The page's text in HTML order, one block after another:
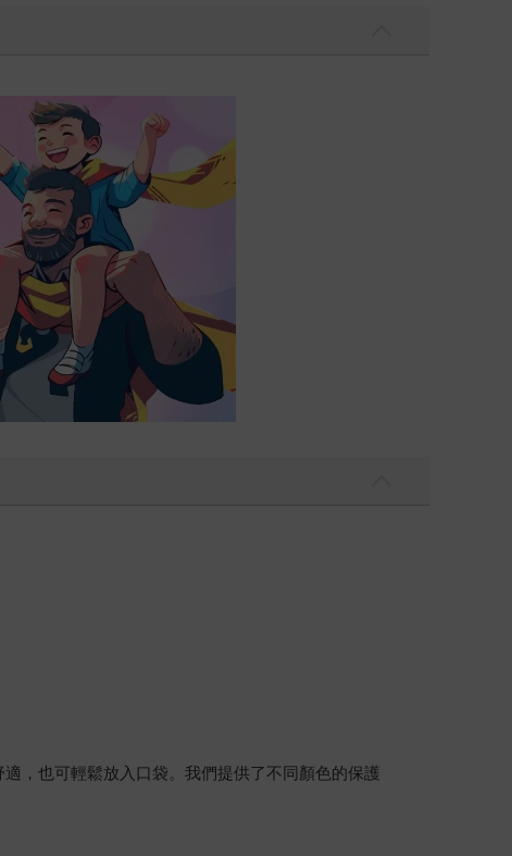
，也可輕鬆放入口袋。我們提供了不同顏色的保護